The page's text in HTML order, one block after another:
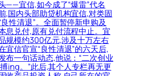
——宜信,如今成了“爆雷”代名
,国内头部助贷机构宜信,对类固
性清退”。全面暂停新申购及
息兑付,原有兑付流程中止。宜
规模约300亿元,涉及十万左右
宜信官宣“良性清退”的六天后,
布一句话动态,他说：“二次创业
ing。”此后,其个人专栏再无更